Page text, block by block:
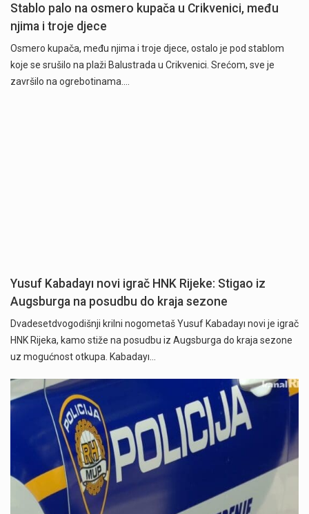
Stablo palo na osmero kupača u Crikvenici, među
njima i troje djece
Osmero kupača, među njima i troje djece, ostalo je pod stablom
koje se srušilo na plaži Balustrada u Crikvenici. Srećom, sve je
završilo na ogrebotinama.…
Yusuf Kabadayı novi igrač HNK Rijeke: Stigao iz
Augsburga na posudbu do kraja sezone
Dvadesetdvogodišnji krilni nogometaš Yusuf Kabadayı novi je igrač
HNK Rijeka, kamo stiže na posudbu iz Augsburga do kraja sezone
uz mogućnost otkupa. Kabadayı…